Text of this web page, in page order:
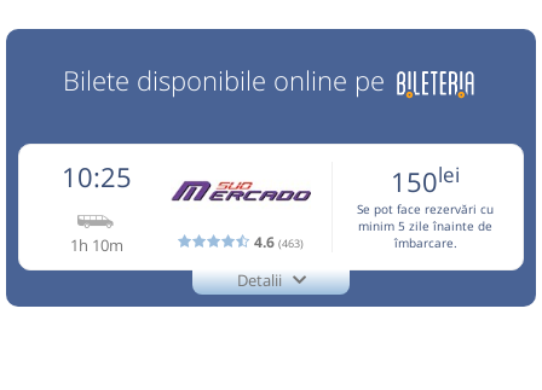
Bilete disponibile online pe
10:25
1h 10m 4.6 (463)
150lei
Se pot face rezervări cu
minim 5 zile înainte de
îmbarcare.
Detalii
Mercado Sud